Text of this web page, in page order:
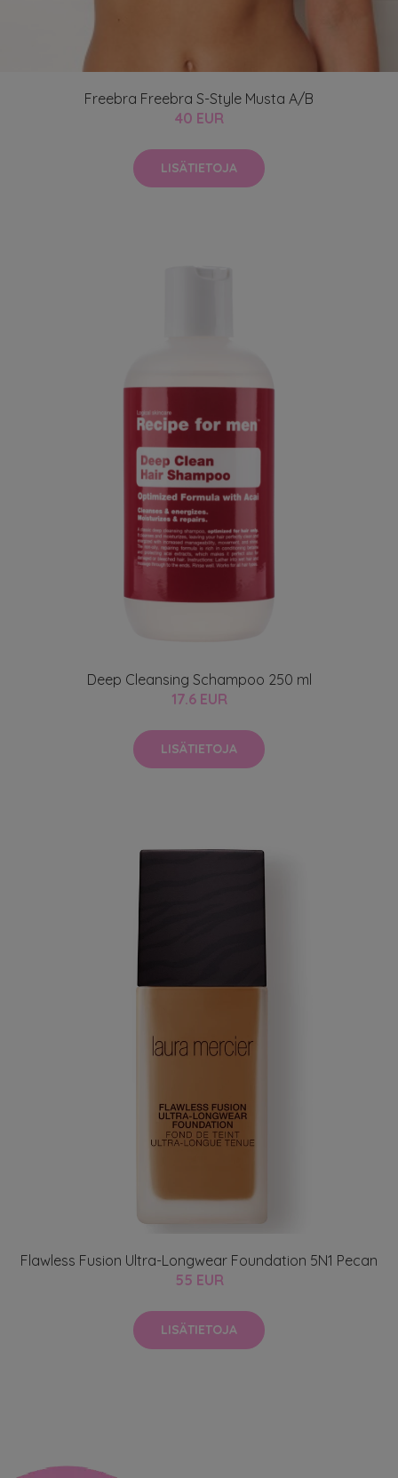
Freebra Freebra S-Style Musta A/B
40 EUR
LISÄTIETOJA
Deep Cleansing Schampoo 250 ml
17.6 EUR
LISÄTIETOJA
Flawless Fusion Ultra-Longwear Foundation 5N1 Pecan
55 EUR
LISÄTIETOJA